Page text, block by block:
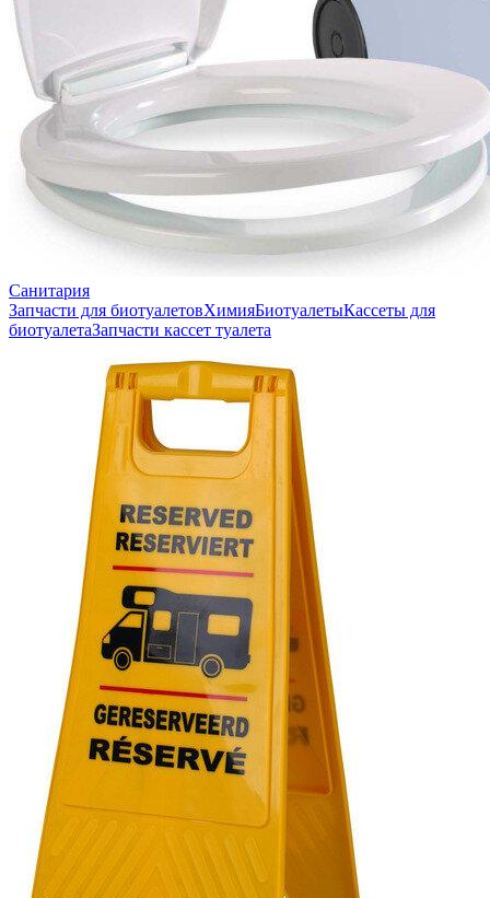
Санитария
Запчасти для биотуалетовХимияБиотуалетыКассеты для
биотуалетаЗапчасти кассет туалета